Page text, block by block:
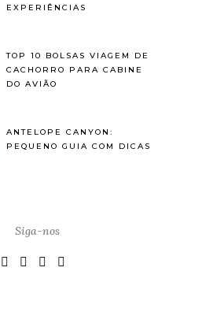
EXPERIÊNCIAS
TOP 10 BOLSAS VIAGEM DE
CACHORRO PARA CABINE
DO AVIÃO
ANTELOPE CANYON:
PEQUENO GUIA COM DICAS
Siga-nos